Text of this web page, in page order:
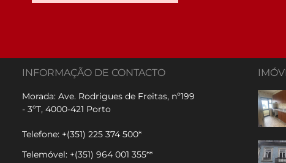
INFORMAÇÃO DE CONTACTO
Morada: Ave. Rodrigues de Freitas, nº199
- 3ºT, 4000-421 Porto
Telefone: +(351) 225 374 500*
Telemóvel: +(351) 964 001 355**